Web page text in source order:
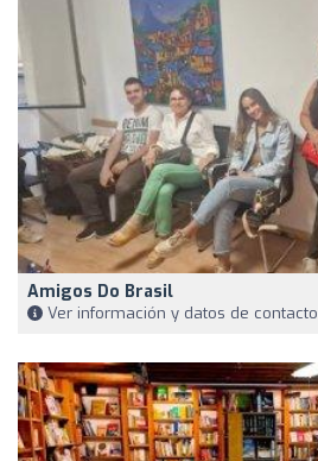
Amigos Do Brasil
Ver información y datos de contacto